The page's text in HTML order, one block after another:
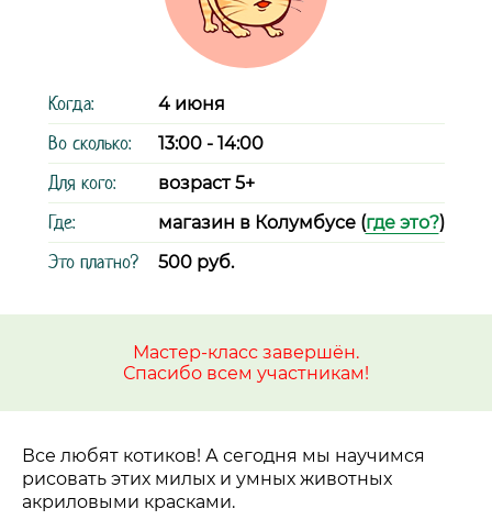
Когда: 4 июня
Во сколько: 13:00 - 14:00
Для кого: возраст 5+
Где: магазин в Колумбусе (где это?)
Это платно? 500 руб.
Мастер-класс завершён.
Спасибо всем участникам!
Все любят котиков! А сегодня мы научимся
рисовать этих милых и умных животных
акриловыми красками.